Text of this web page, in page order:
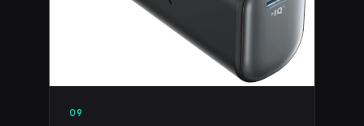
09